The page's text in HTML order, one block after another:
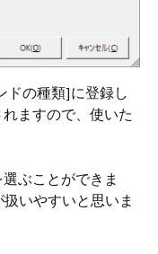
ドの種類]に登録し
ますので、使いた
ぶことができま
いやすいと思いま